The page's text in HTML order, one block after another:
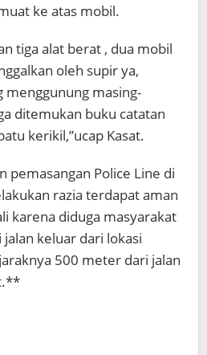
ke atas mobil.
tiga alat berat , dua mobil
oleh supir ya,
masing-
ditemukan buku catatan
kerikil,”ucap Kasat.
pemasangan Police Line di
razia terdapat aman
karena diduga masyarakat
keluar dari lokasi
500 meter dari jalan